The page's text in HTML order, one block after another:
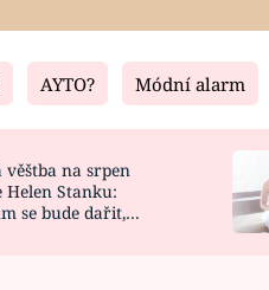
Living
DESIGN
AYTO? Módní alarm
věštba na srpen
Helen Stanku:
se bude dařit,